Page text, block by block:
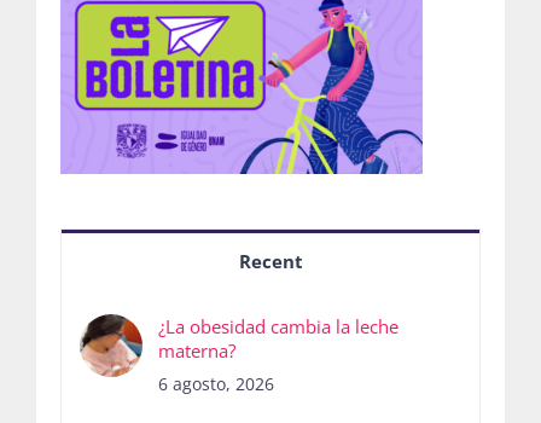
Recent
¿La obesidad cambia la leche
materna?
6 agosto, 2026